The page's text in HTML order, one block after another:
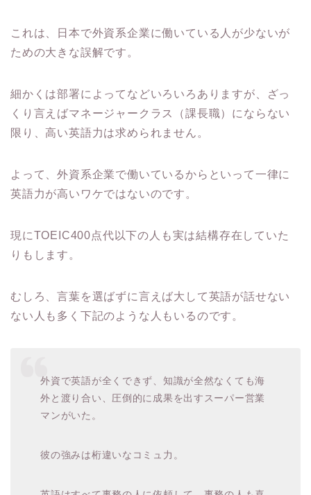
これは、日本で外資系企業に働いている人が少ないが
ための大きな誤解です。
細かくは部署によってなどいろいろありますが、ざっ
くり言えばマネージャークラス（課長職）にならない
限り、高い英語力は求められません。
よって、外資系企業で働いているからといって一律に
英語力が高いワケではないのです。
現にTOEIC400点代以下の人も実は結構存在していた
りもします。
むしろ、言葉を選ばずに言えば大して英語が話せない
ない人も多く下記のような人もいるのです。
外資で英語が全くできず、知識が全然なくても海
外と渡り合い、圧倒的に成果を出すスーパー営業
マンがいた。
彼の強みは桁違いなコミュ力。